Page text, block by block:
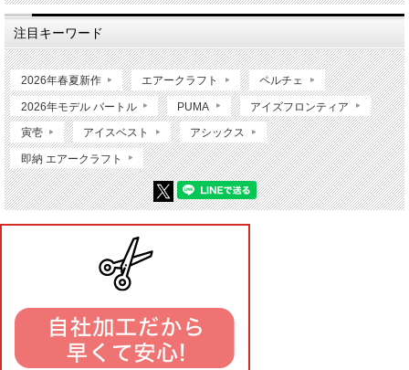
注目キーワード
2026年春夏新作 エアークラフト ペルチェ
2026年モデル バートル PUMA アイズフロンティア
寅壱 アイスベスト アシックス
即納 エアークラフト